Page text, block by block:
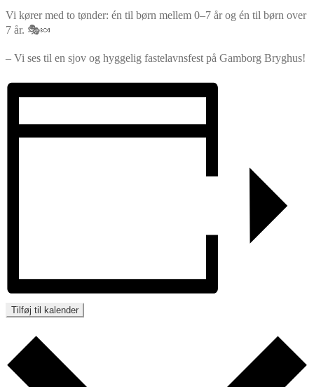
Vi kører med to tønder: én til børn mellem 0–7 år og én til børn over
7 år. 🎭🍬
– Vi ses til en sjov og hyggelig fastelavnsfest på Gamborg Bryghus!
Tilføj til kalender